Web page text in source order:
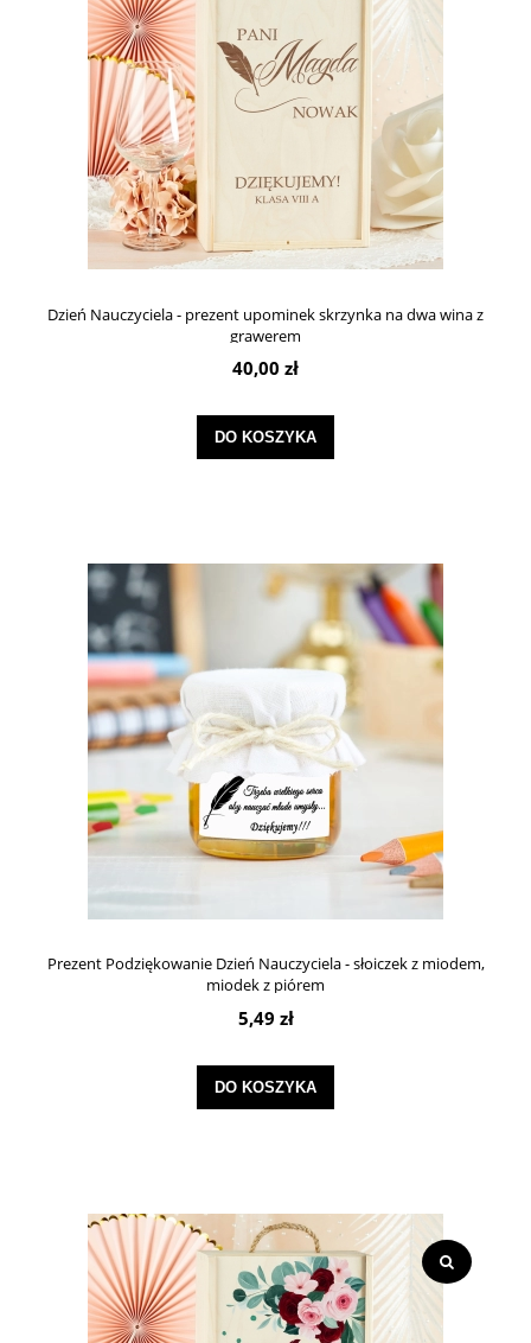
Dzień Nauczyciela - prezent upominek skrzynka na dwa wina z
grawerem
40,00 zł
DO KOSZYKA
Prezent Podziękowanie Dzień Nauczyciela - słoiczek z miodem,
miodek z piórem
5,49 zł
DO KOSZYKA